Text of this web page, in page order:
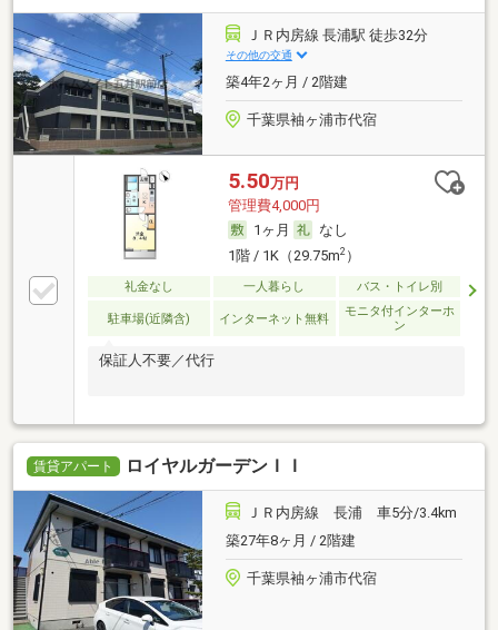
ＪＲ内房線 長浦駅 徒歩32分
その他の交通
築4年2ヶ月 / 2階建
千葉県袖ヶ浦市代宿
5.50万円
管理費4,000円
1ヶ月
なし
1階 / 1K（29.75m2）
礼金なし 一人暮らし バス・トイレ別
駐車場(近隣含) インターネット無料
モニタ付インターホ
ン
保証人不要／代行
賃貸アパート ロイヤルガーデンＩＩ
ＪＲ内房線 長浦 車5分/3.4km
築27年8ヶ月 / 2階建
千葉県袖ヶ浦市代宿